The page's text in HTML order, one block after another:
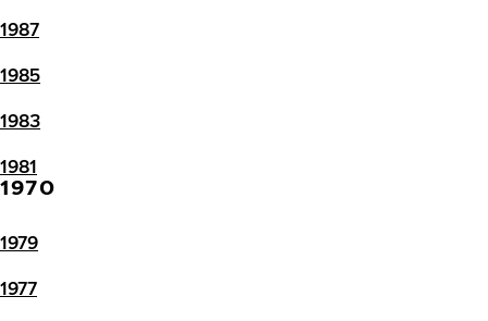
1987
1985
1983
1981
1970
1979
1977